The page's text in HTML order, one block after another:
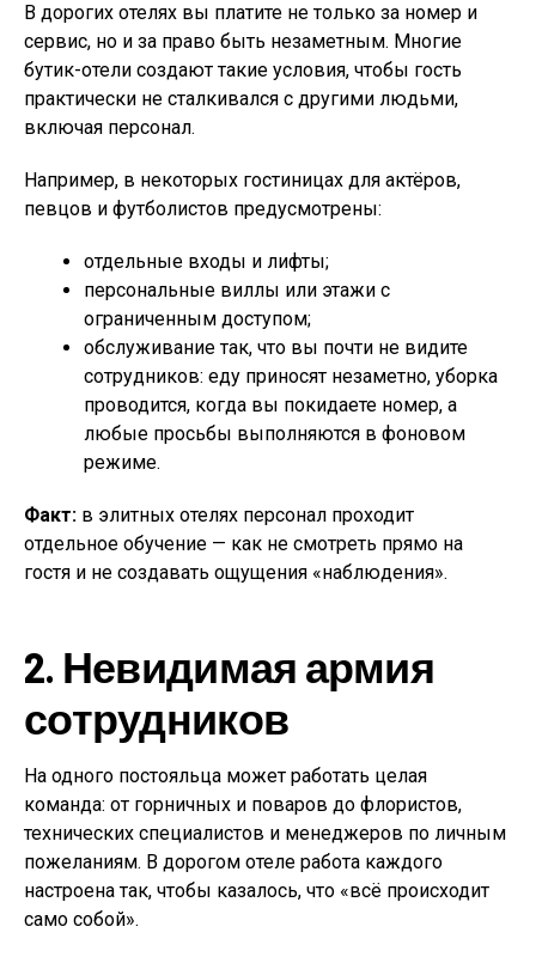
В дорогих отелях вы платите не только за номер и
сервис, но и за право быть незаметным. Многие
бутик-отели создают такие условия, чтобы гость
практически не сталкивался с другими людьми,
включая персонал.
Например, в некоторых гостиницах для актёров,
певцов и футболистов предусмотрены:
отдельные входы и лифты;
персональные виллы или этажи с
ограниченным доступом;
обслуживание так, что вы почти не видите
сотрудников: еду приносят незаметно, уборка
проводится, когда вы покидаете номер, а
любые просьбы выполняются в фоновом
режиме.
Факт: в элитных отелях персонал проходит
отдельное обучение — как не смотреть прямо на
гостя и не создавать ощущения «наблюдения».
2. Невидимая армия
сотрудников
На одного постояльца может работать целая
команда: от горничных и поваров до флористов,
технических специалистов и менеджеров по личным
пожеланиям. В дорогом отеле работа каждого
настроена так, чтобы казалось, что «всё происходит
само собой».